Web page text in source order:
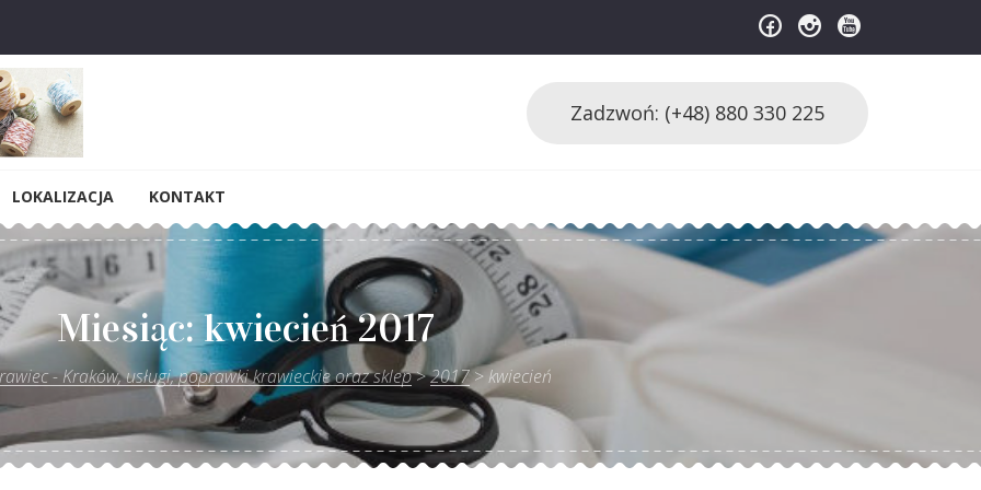
poprawki krawieckie oraz sklep
LOKALIZACJA KONTAKT
Zadzwoń: (+48) 880 330 225
Miesiąc:kwiecień 2017
- Kraków, usługi, poprawki krawieckie oraz sklep>2017>kwiecień